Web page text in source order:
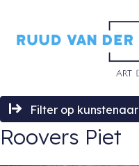
Filter op kunstenaar
Roovers Piet